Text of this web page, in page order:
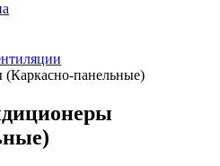
панельные)